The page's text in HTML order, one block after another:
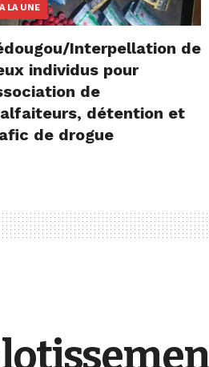
A LA UNE
Interpellation de
individus pour
de
détention et
de drogue